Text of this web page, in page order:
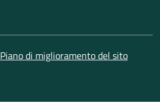
Piano di miglioramento del sito